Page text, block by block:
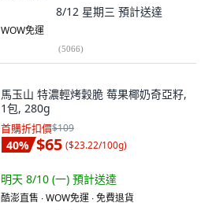
8/12 星期三 預計送達
WOW免運
(5066)
馬玉山 特濃輕烤穀脆 莓果椰奶奇亞籽,
1包, 280g
首購折扣價$109
40% $65 ($23.22/100g)
明天 8/10 (一) 預計送達
酷澎直售 ∙ WOW免運 ∙ 免費退貨